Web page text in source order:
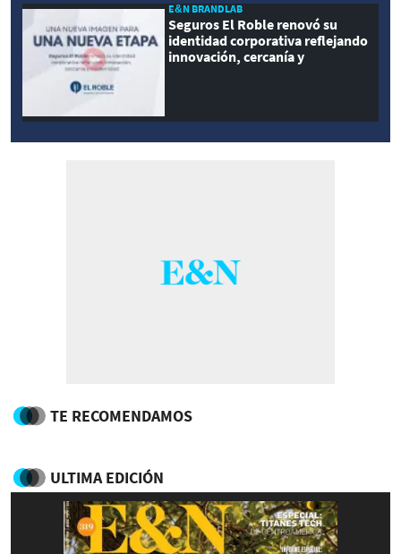
E&N BRANDLAB
Seguros El Roble renovó su
identidad corporativa reflejando
innovación, cercanía y
TE RECOMENDAMOS
ULTIMA EDICIÓN